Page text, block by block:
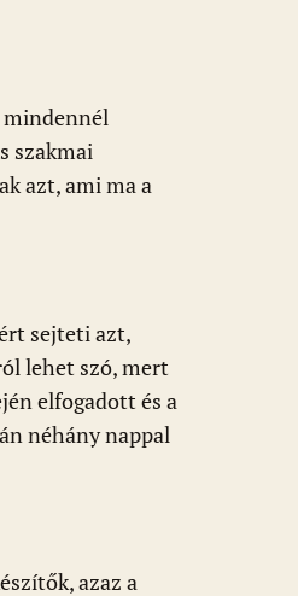
mindennél
szakmai
azt, ami ma a
sejteti azt,
lehet szó, mert
elfogadott és a
néhány nappal
azaz a